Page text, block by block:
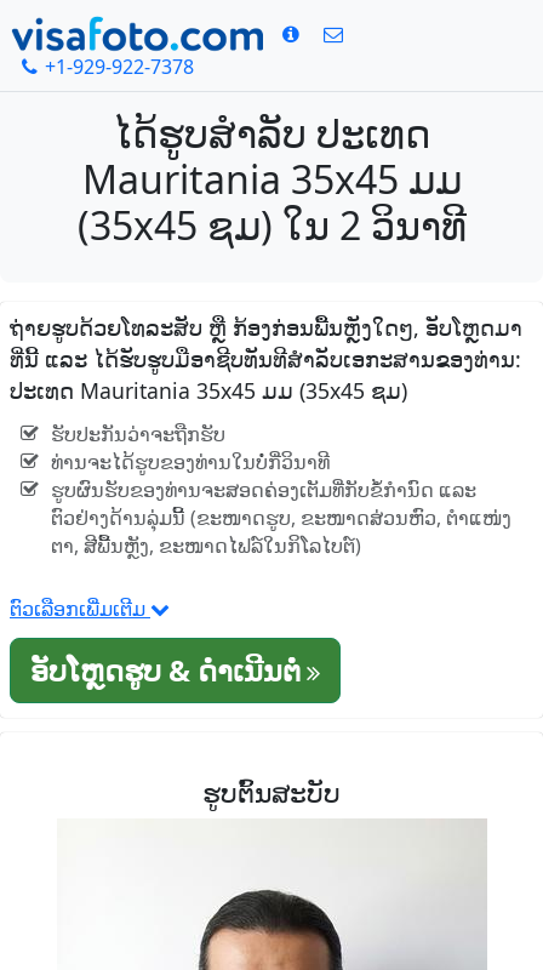
+1-929-922-7378
ໄດ້ຮູບສໍາລັບ ປະເທດ
Mauritania 35x45 ມມ
(35x45 ຊມ) ໃນ 2 ວິນາທີ
ຖ່າຍຮູບດ້ວຍໂທລະສັບ ຫຼື ກ້ອງກ່ອນພື້ນຫຼັງໃດໆ, ອັບໂຫຼດມາ
ທີ່ນີ້ ແລະ ໄດ້ຮັບຮູບມືອາຊີບທັນທີສໍາລັບເອກະສານຂອງທ່ານ:
ປະເທດ Mauritania 35x45 ມມ (35x45 ຊມ)
ຮັບປະກັນວ່າຈະຖືກຮັບ
ທ່ານຈະໄດ້ຮູບຂອງທ່ານໃນບໍ່ກີ່ວິນາທີ
ຮູບຜົນຮັບຂອງທ່ານຈະສອດຄ່ອງເຕັມທີ່ກັບຂໍ້ກໍານົດ ແລະ
ຕົວຢ່າງດ້ານລຸ່ມນີ້ (ຂະໜາດຮູບ, ຂະໜາດສ່ວນຫົວ, ຕໍາແໜ່ງ
ຕາ, ສີພື້ນຫຼັງ, ຂະໜາດໄຟລ໌ໃນກິໂລໄບຕ໌)
ຕົວເລືອກເພີ່ມເຕີມ
ອັບໂຫຼດຮູບ & ດໍາເນີນຕໍ່
ຮູບຕົ້ນສະບັບ